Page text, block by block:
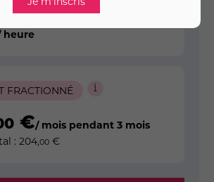
204,00€
heure
FRACTIONNÉ
€/ mois pendant 3 mois
: 204,00 €